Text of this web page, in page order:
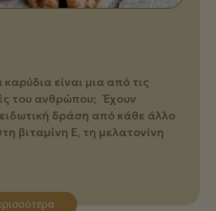
είναι μια από τις
του ανθρώπου; Έχουν
δράση από κάθε άλλο
βιταμίνη Ε, τη μελατονίνη